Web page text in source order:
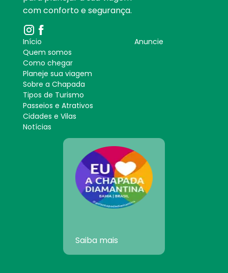
com conforto e segurança.
Início
Quem somos
Como chegar
Planeje sua viagem
Sobre a Chapada
Tipos de Turismo
Passeios e Atrativos
Cidades e Vilas
Notícias
Anuncie
Saiba mais